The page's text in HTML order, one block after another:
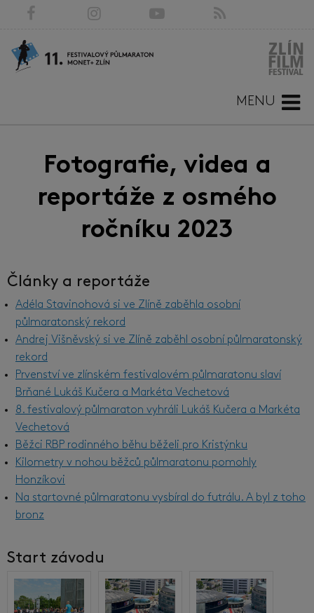
MENU
Fotografie, videa a
reportáže z osmého
ročníku 2023
Články a reportáže
Adéla Stavinohová si ve Zlíně zaběhla osobní
půlmaratonský rekord
Andrej Višněvský si ve Zlíně zaběhl osobní půlmaratonský
rekord
Prvenství ve zlínském festivalovém půlmaratonu slaví
Brňané Lukáš Kučera a Markéta Vechetová
8. festivalový půlmaraton vyhráli Lukáš Kučera a Markéta
Vechetová
Běžci RBP rodinného běhu běželi pro Kristýnku
Kilometry v nohou běžců půlmaratonu pomohly
Honzíkovi
Na startovné půlmaratonu vysbíral do futrálu. A byl z toho
bronz
Start závodu